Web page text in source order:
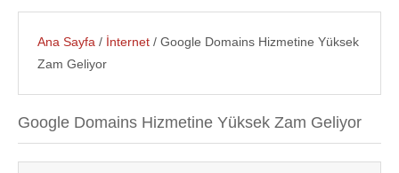
Ana Sayfa / İnternet / Google Domains Hizmetine Yüksek
Zam Geliyor
Google Domains Hizmetine Yüksek Zam Geliyor